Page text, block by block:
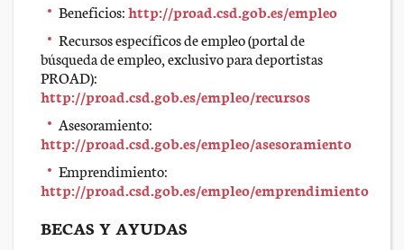
Beneficios:http://proad.csd.gob.es/empleo
Recursos específicos de empleo (portal de
búsqueda de empleo, exclusivo para deportistas
PROAD):
http://proad.csd.gob.es/empleo/recursos
Asesoramiento:
http://proad.csd.gob.es/empleo/asesoramiento
Emprendimiento:
http://proad.csd.gob.es/empleo/emprendimiento
BECAS Y AYUDAS